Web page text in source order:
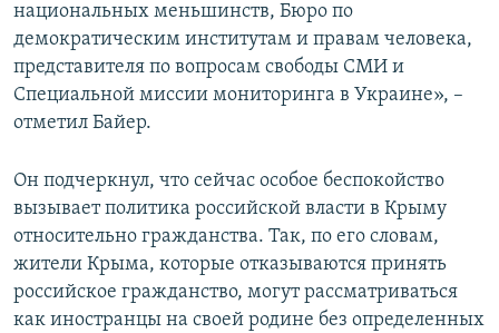
национальных меньшинств, Бюро по
демократическим институтам и правам человека,
представителя по вопросам свободы СМИ и
Специальной миссии мониторинга в Украине», –
отметил Байер.
Он подчеркнул, что сейчас особое беспокойство
вызывает политика российской власти в Крыму
относительно гражданства. Так, по его словам,
жители Крыма, которые отказываются принять
российское гражданство, могут рассматриваться
как иностранцы на своей родине без определенных